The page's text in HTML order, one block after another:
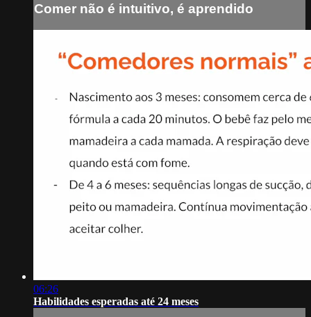
Comer não é intuitivo, é aprendido
06:26
Habilidades esperadas até 24 meses